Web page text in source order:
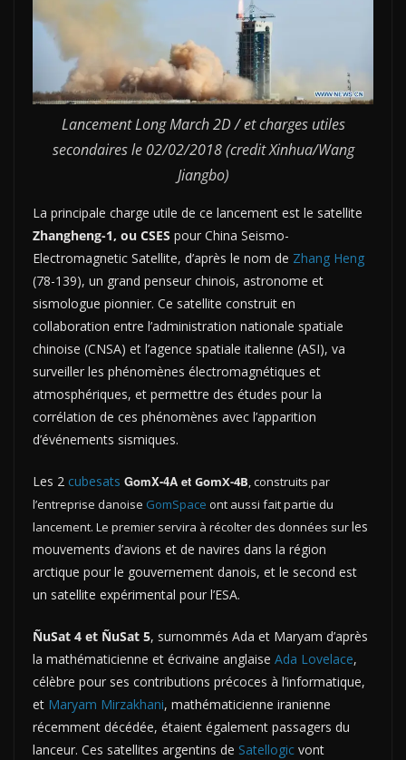
Lancement Long March 2D / et charges utiles
secondaires le 02/02/2018 (credit Xinhua/Wang
Jiangbo)
La principale charge utile de ce lancement est le satellite
Zhangheng-1, ou CSES pour China Seismo-
Electromagnetic Satellite, d’après le nom de Zhang Heng
(78-139), un grand penseur chinois, astronome et
sismologue pionnier. Ce satellite construit en
collaboration entre l’administration nationale spatiale
chinoise (CNSA) et l’agence spatiale italienne (ASI), va
surveiller les phénomènes électromagnétiques et
atmosphériques, et permettre des études pour la
corrélation de ces phénomènes avec l’apparition
d’événements sismiques.
Les 2 cubesats GomX-4A et GomX-4B, construits par
l’entreprise danoise GomSpace ont aussi fait partie du
lancement. Le premier servira à récolter des données surles
mouvements d’avions et de navires dans la région
arctique pour le gouvernement danois, et le second est
un satellite expérimental pour l’ESA.
ÑuSat 4 et ÑuSat 5, surnommés Ada et Maryam d’après
la mathématicienne et écrivaine anglaise Ada Lovelace,
célèbre pour ses contributions précoces à l’informatique,
et Maryam Mirzakhani, mathématicienne iranienne
récemment décédée, étaient également passagers du
lanceur. Ces satellites argentins de Satellogic vont